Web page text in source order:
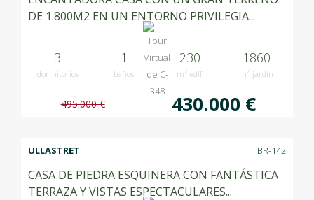
DE 1.800M2 EN UN ENTORNO PRIVILEGIA...
3
dormitorios
1
baños
230
m2 edif.
1860
m2 jardín
495.000 € 430.000 €
ULLASTRET BR-142
CASA DE PIEDRA ESQUINERA CON FANTÁSTICA
TERRAZA Y VISTAS ESPECTACULARES...